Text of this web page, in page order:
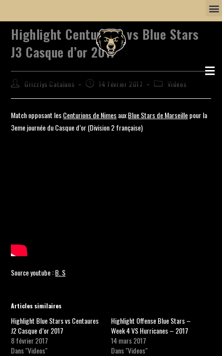
Highlight Centurions vs Blue Stars
J3 Casque d’or 2017
Grizzlys Catalans 14 février 2017 Videos
Match opposant lesCenturions de NimesauxBlue Stars de Marseillepour la
3eme journée du Casque d’or (Division 2 française)
Source youtube :B. S
Articles similaires
Highlight Blue Stars vs Centaures
J2 Casque d’or 2017
8 février 2017
Dans "Videos"
Highlight Offense Blue Stars –
Week 4 VS Hurricanes – 2017
14 mars 2017
Dans "Videos"